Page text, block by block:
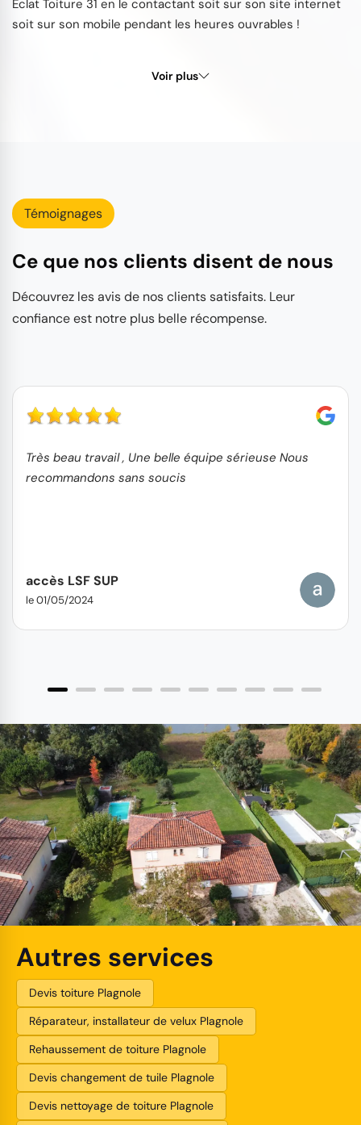
Éclat Toiture 31 en le contactant soit sur son site internet
soit sur son mobile pendant les heures ouvrables !
Voir plus
Témoignages
Ce que nos clients disent de nous
Découvrez les avis de nos clients satisfaits. Leur
confiance est notre plus belle récompense.
Très beau travail , Une belle équipe sérieuse Nous
recommandons sans soucis
accès LSF SUP
le 01/05/2024
Autres services
Devis toiture Plagnole
Réparateur, installateur de velux Plagnole
Rehaussement de toiture Plagnole
Devis changement de tuile Plagnole
Devis nettoyage de toiture Plagnole